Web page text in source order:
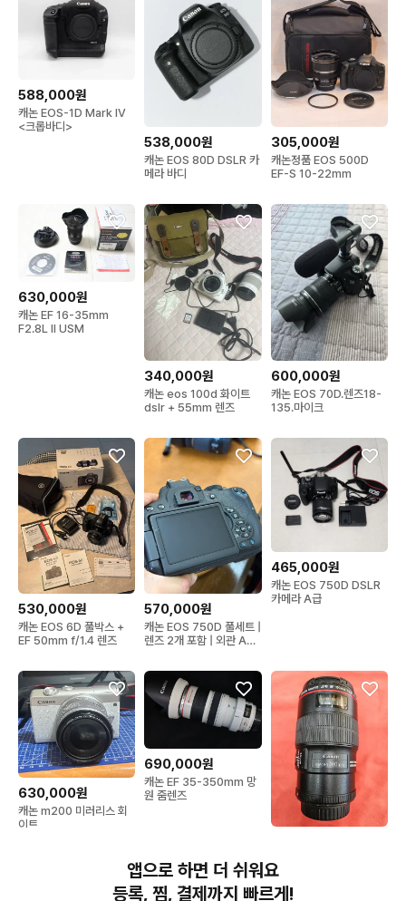
588,000원
캐논 EOS-1D Mark IV
<크롭바디>
538,000원
캐논 EOS 80D DSLR 카
메라 바디
305,000원
캐논정품 EOS 500D
EF-S 10-22mm
630,000원
캐논 EF 16-35mm
F2.8L II USM
340,000원
캐논 eos 100d 화이트
dslr + 55mm 렌즈
600,000원
캐논 EOS 70D.렌즈18-
135.마이크
530,000원
캐논 EOS 6D 풀박스 +
EF 50mm f/1.4 렌즈
570,000원
캐논 EOS 750D 풀세트 |
렌즈 2개 포함 | 외관 A급
465,000원
캐논 EOS 750D DSLR
카메라 A급
630,000원
캐논 m200 미러리스 회
이트
690,000원
캐논 EF 35-350mm 망
원 줌렌즈
캐논100mm Micro 렌즈
(백마엘)
앱으로 하면 더 쉬워요
등록, 찜, 결제까지 빠르게!